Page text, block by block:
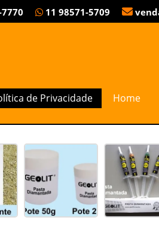
11 98571-5709
de Privacidade Home